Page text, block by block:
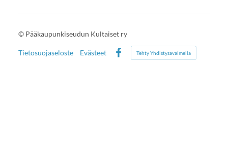
© Pääkaupunkiseudun Kultaiset ry
Tietosuojaseloste
Evästeet
Facebook
Tehty Yhdistysavaimella